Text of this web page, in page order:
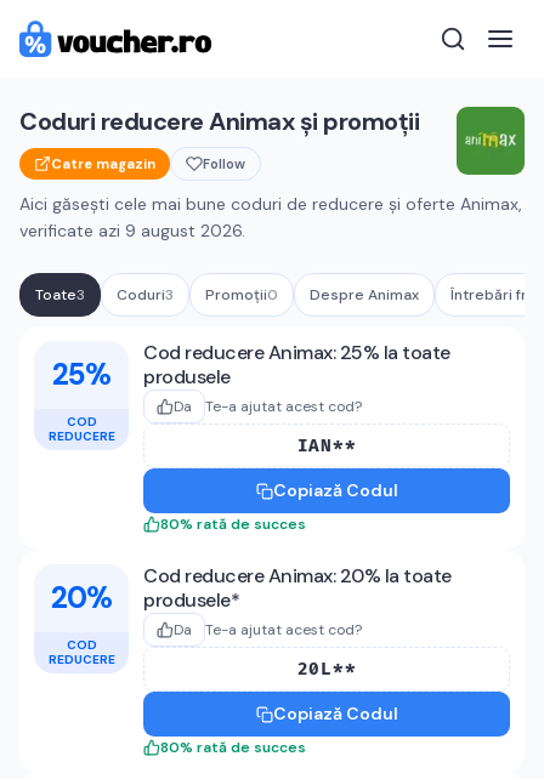
Coduri reducereAnimaxși promoții
Catre magazin Follow
Aici găsești cele mai bune coduri de reducere și oferte Animax,
verificate azi 9 august 2026.
Toate3 Coduri3 Promoții0 Despre Animax Întrebări
Cupoane activeAnimax
25%
COD
REDUCERE
Cod reducere Animax: 25% la toate
produsele
Da Te-a ajutat acest cod?
IAN**
Copiază Codul
80% rată de succes
20%
COD
REDUCERE
Cod reducere Animax: 20% la toate
produsele*
Da Te-a ajutat acest cod?
20L**
Copiază Codul
80% rată de succes